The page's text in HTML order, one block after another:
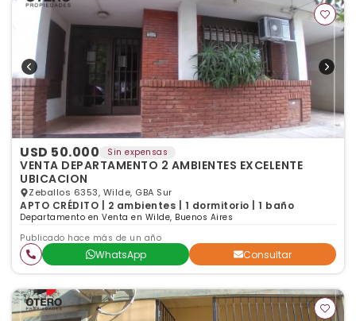
USD 50.000 Sin expensas
VENTA DEPARTAMENTO 2 AMBIENTES EXCELENTE
UBICACION
Zeballos 6353, Wilde, GBA Sur
APTO CRÉDITO | 2 ambientes | 1 dormitorio | 1 baño
Departamento en Venta en Wilde, Buenos Aires
Publicado hace más de un año
WhatsApp Consultar